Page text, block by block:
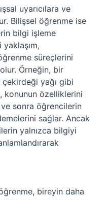
uyarıcılara ve
Bilişsel öğrenme ise
bilgi işleme
süreçlerini
Örneğin, bir
yağı gibi
konunun özelliklerini
ve sonra öğrencilerin
sağlar. Ancak
yalnızca bilgiyi
bireyin daha